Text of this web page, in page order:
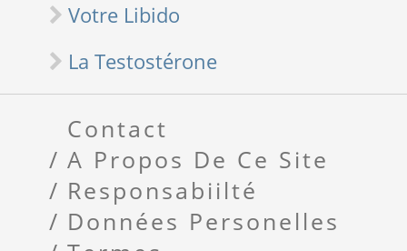
Votre Libido
La Testostérone
Contact
A Propos De Ce Site
Responsabiilté
Données Personelles